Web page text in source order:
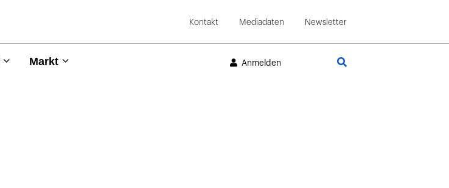
Kontakt Mediadaten Newsletter
Markt Anmelden